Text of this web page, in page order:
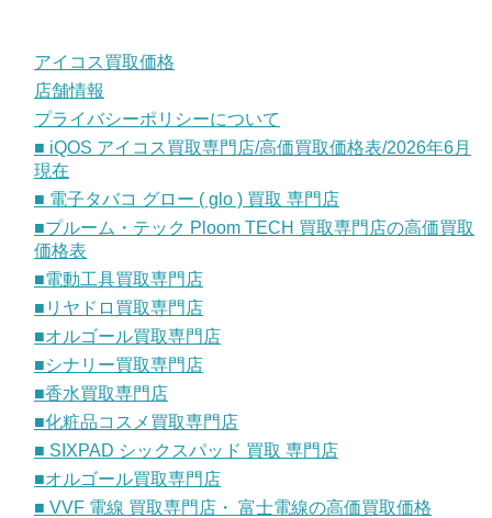
アイコス買取価格
店舗情報
プライバシーポリシーについて
■ iQOS アイコス買取専門店/高価買取価格表/2026年6月
現在
■ 電子タバコ グロー ( glo ) 買取 専門店
■プルーム・テック Ploom TECH 買取専門店の高価買取
価格表
■電動工具買取専門店
■リヤドロ買取専門店
■オルゴール買取専門店
■シナリー買取専門店
■香水買取専門店
■化粧品コスメ買取専門店
■ SIXPAD シックスパッド 買取 専門店
■オルゴール買取専門店
■ VVF 電線 買取専門店・ 富士電線の高価買取価格